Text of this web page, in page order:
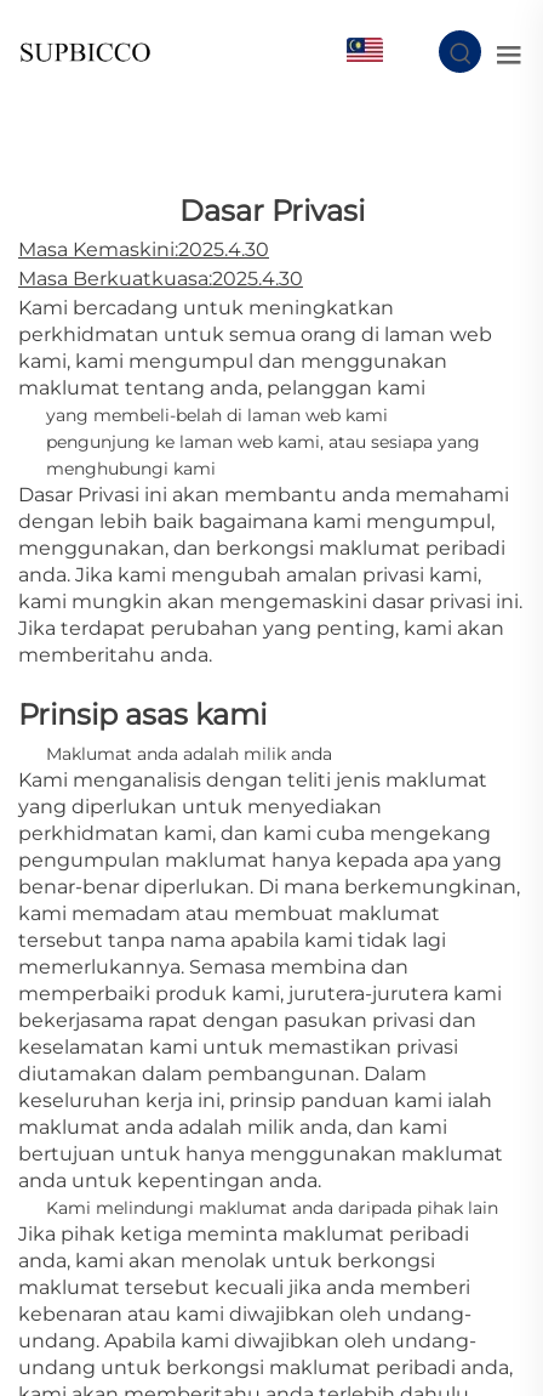
Dasar Privasi
Masa Kemaskini:2025.4.30
Masa Berkuatkuasa:2025.4.30
Kami bercadang untuk meningkatkan
perkhidmatan untuk semua orang di laman web
kami, kami mengumpul dan menggunakan
maklumat tentang anda, pelanggan kami
yang membeli-belah di laman web kami
pengunjung ke laman web kami, atau sesiapa yang
menghubungi kami
Dasar Privasi ini akan membantu anda memahami
dengan lebih baik bagaimana kami mengumpul,
menggunakan, dan berkongsi maklumat peribadi
anda. Jika kami mengubah amalan privasi kami,
kami mungkin akan mengemaskini dasar privasi ini.
Jika terdapat perubahan yang penting, kami akan
memberitahu anda.
Prinsip asas kami
Maklumat anda adalah milik anda
Kami menganalisis dengan teliti jenis maklumat
yang diperlukan untuk menyediakan
perkhidmatan kami, dan kami cuba mengekang
pengumpulan maklumat hanya kepada apa yang
benar-benar diperlukan. Di mana berkemungkinan,
kami memadam atau membuat maklumat
tersebut tanpa nama apabila kami tidak lagi
memerlukannya. Semasa membina dan
memperbaiki produk kami, jurutera-jurutera kami
bekerjasama rapat dengan pasukan privasi dan
keselamatan kami untuk memastikan privasi
diutamakan dalam pembangunan. Dalam
keseluruhan kerja ini, prinsip panduan kami ialah
maklumat anda adalah milik anda, dan kami
bertujuan untuk hanya menggunakan maklumat
anda untuk kepentingan anda.
Kami melindungi maklumat anda daripada pihak lain
Jika pihak ketiga meminta maklumat peribadi
anda, kami akan menolak untuk berkongsi
maklumat tersebut kecuali jika anda memberi
kebenaran atau kami diwajibkan oleh undang-
undang. Apabila kami diwajibkan oleh undang-
undang untuk berkongsi maklumat peribadi anda,